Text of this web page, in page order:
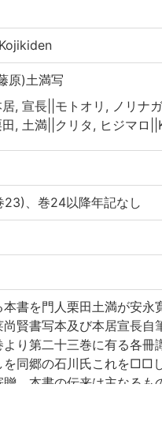
原)土満写
居, 宣長||モトオリ, ノリナ
田, 土満||クリタ, ヒジマロ
23)、巻24以降年記なし
書を門人栗田土満が安永
賢書写本及び本居宣長
り第二十三巻に有る各冊
を同郷の石川氏これを□□
。本書の伝来は主なるも